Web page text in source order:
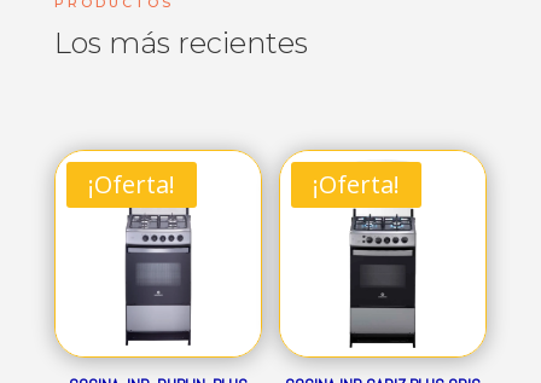
Los más recientes
¡Oferta! ¡Oferta!